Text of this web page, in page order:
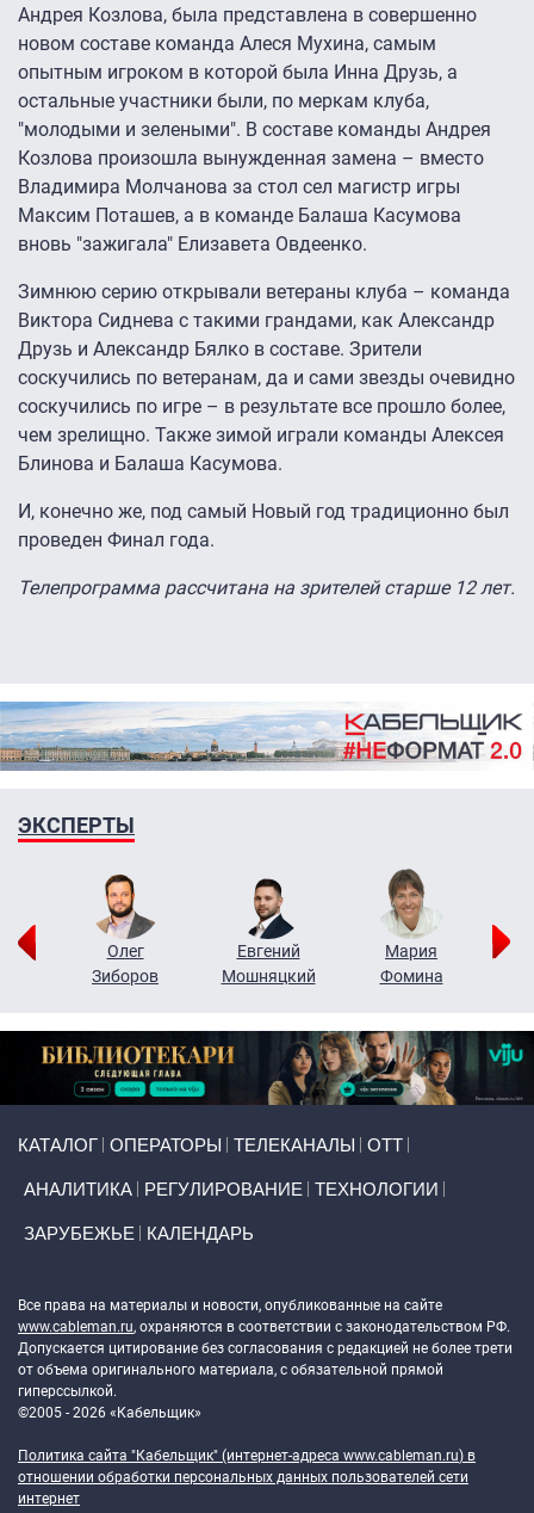
Андрея Козлова, была представлена в совершенно
новом составе команда Алеся Мухина, самым
опытным игроком в которой была Инна Друзь, а
остальные участники были, по меркам клуба,
"молодыми и зелеными". В составе команды Андрея
Козлова произошла вынужденная замена – вместо
Владимира Молчанова за стол сел магистр игры
Максим Поташев, а в команде Балаша Касумова
вновь "зажигала" Елизавета Овдеенко.
Зимнюю серию открывали ветераны клуба – команда
Виктора Сиднева с такими грандами, как Александр
Друзь и Александр Бялко в составе. Зрители
соскучились по ветеранам, да и сами звезды очевидно
соскучились по игре – в результате все прошло более,
чем зрелищно. Также зимой играли команды Алексея
Блинова и Балаша Касумова.
И, конечно же, под самый Новый год традиционно был
проведен Финал года.
Телепрограмма рассчитана на зрителей старше 12 лет.
ЭКСПЕРТЫ
Олег
Зиборов
Евгений
Мошняцкий
Мария
Фомина
КАТАЛОГ ОПЕРАТОРЫ ТЕЛЕКАНАЛЫ ОТТ
АНАЛИТИКА РЕГУЛИРОВАНИЕ ТЕХНОЛОГИИ
ЗАРУБЕЖЬЕ КАЛЕНДАРЬ
Все права на материалы и новости, опубликованные на сайте
www.cableman.ru, охраняются в соответствии с законодательством РФ.
Допускается цитирование без согласования с редакцией не более трети
от объема оригинального материала, с обязательной прямой
гиперссылкой.
©2005 - 2026 «Кабельщик»
Политика сайта "Кабельщик" (интернет-адреса www.cableman.ru) в
отношении обработки персональных данных пользователей сети
интернет